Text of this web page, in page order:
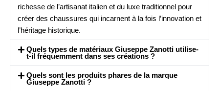
richesse de l’artisanat italien et du luxe traditionnel pour
créer des chaussures qui incarnent à la fois l’innovation et
l’héritage historique.
Quels types de matériaux Giuseppe Zanotti utilise-
t-il fréquemment dans ses créations ?
Quels sont les produits phares de la marque
Giuseppe Zanotti ?